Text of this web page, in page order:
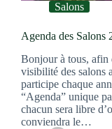
Salons
Agenda des Salons
Bonjour à tous, afin
visibilité des salons
participe chaque
“Agenda” unique
chacun sera libre
conviendra le…